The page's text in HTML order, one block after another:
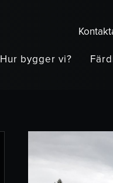
Hur bygger vi?